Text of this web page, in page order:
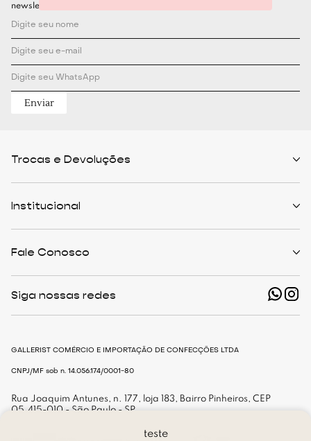
teste
newsletter
Enviar
Trocas e Devoluções
Formas de Pagamento
Cashback
Institucional
The Outlist
Nossas Lojas
Trabalhe Conosco
Fale Conosco
shop@gallerist.com.br
Siga nossas redes
GALLERIST COMÉRCIO E IMPORTAÇÃO DE CONFECÇÕES LTDA
CNPJ/MF sob n. 14.056.174/0001-80
Rua Joaquim Antunes, n. 177, loja 183, Bairro Pinheiros, CEP
05.415-010 - São Paulo - SP